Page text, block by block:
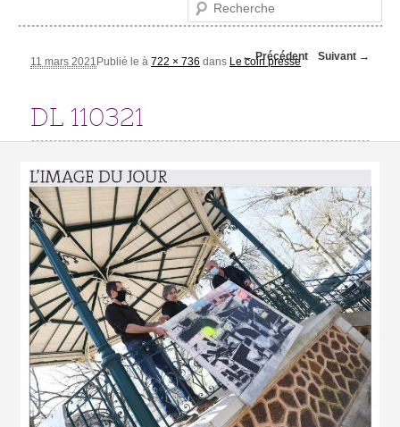
Visites et activités
Evénements et expositions
Recherche
Navigation des
← Précédent Suivant →
DL 110321
Publié le
11 mars 2021 à722 × 736 dans Le coin presse